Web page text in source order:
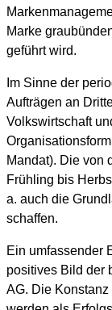
Marke
geführt wird.
Im Sinne der
Aufträgen an
Volkswirtschaft
Mandat). Die von
Frühling bis
a. auch die
schaffen.
Ein umfassender
positives Bild der
AG. Die